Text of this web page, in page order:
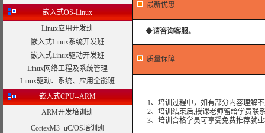
嵌入式OS-Linux
Linux应用开发班
嵌入式Linux系统开发班
嵌入式Linux驱动开发班
Linux网络工程及系统管理
Linux驱动、系统、应用全能班
嵌入式CPU--ARM
ARM开发培训班
CortexM3+uC/OS培训班
最新优惠
◆请咨询客服。
质量保障
1、培训过程中，如有部分内容理解不
2、培训结束后,授课老师留给学员联
3、培训合格学员可享受免费推荐就业